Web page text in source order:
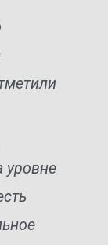
уровне